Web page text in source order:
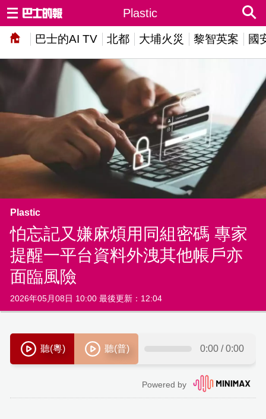
巴士的AI TV 北都 大埔火災 黎智英案 國
Plastic
Plastic
怕忘記又嫌麻煩用同組密碼 專家
提醒一平台資料外洩其他帳戶亦
面臨風險
2026年05月08日 10:00 最後更新：12:04